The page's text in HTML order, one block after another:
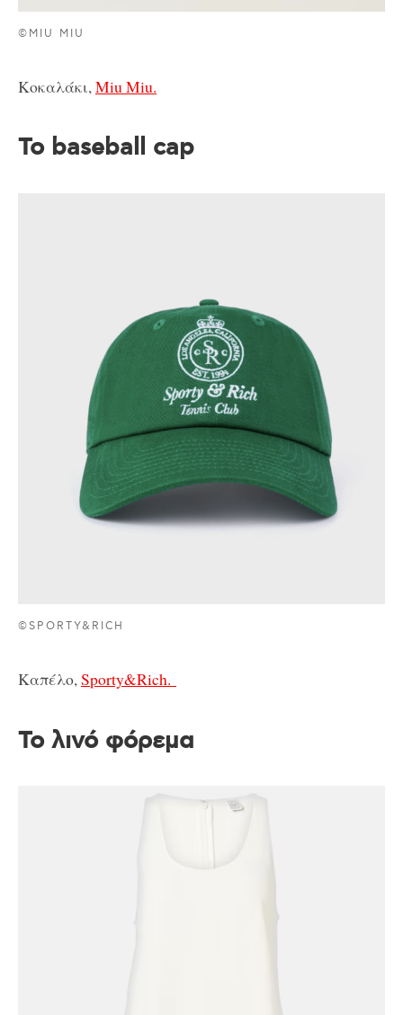
©MIU MIU
Κοκαλάκι,Miu Miu.
Το baseball cap
©SPORTY&RICH
Καπέλο,Sporty&Rich.
Το λινό φόρεμα